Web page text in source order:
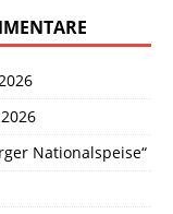
Nationalspeise“